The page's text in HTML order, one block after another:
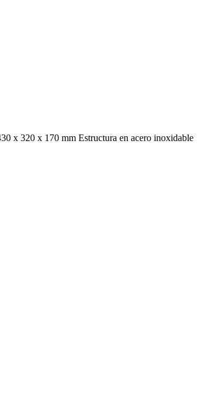
x 320 x 170 mm Estructura en acero inoxidable